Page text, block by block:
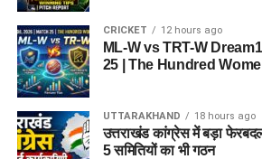
CRICKET 12 hours ago
ML-W vs TRT-W
25 | The Hundred
UTTARAKHAND 18 hours ago
उत्तराखंड कांग्रेस में बड़ा
5 समितियों का भी गठन